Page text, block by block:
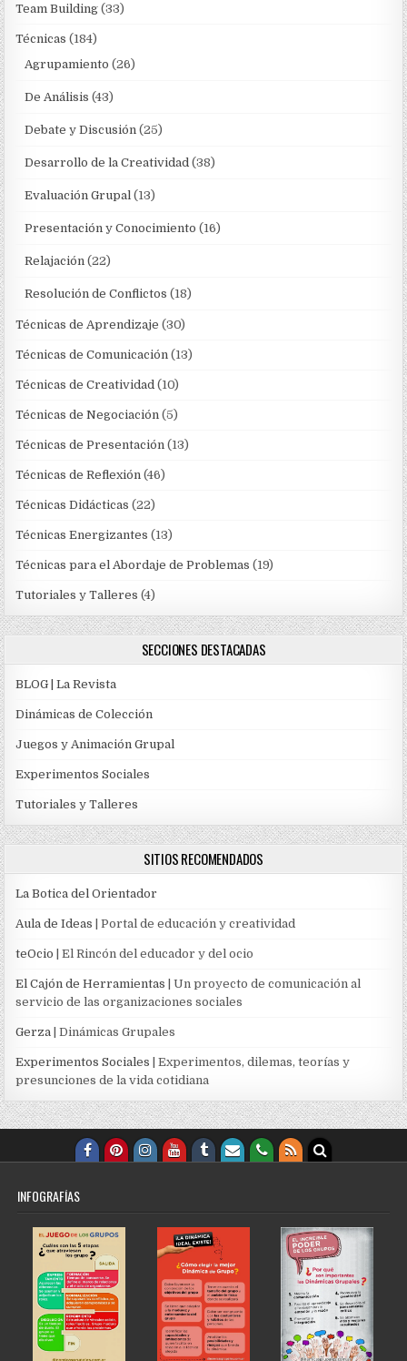
Team Building (33)
Técnicas (184)
Agrupamiento (26)
De Análisis (43)
Debate y Discusión (25)
Desarrollo de la Creatividad (38)
Evaluación Grupal (13)
Presentación y Conocimiento (16)
Relajación (22)
Resolución de Conflictos (18)
Técnicas de Aprendizaje (30)
Técnicas de Comunicación (13)
Técnicas de Creatividad (10)
Técnicas de Negociación (5)
Técnicas de Presentación (13)
Técnicas de Reflexión (46)
Técnicas Didácticas (22)
Técnicas Energizantes (13)
Técnicas para el Abordaje de Problemas (19)
Tutoriales y Talleres (4)
SECCIONES DESTACADAS
BLOG | La Revista
Dinámicas de Colección
Juegos y Animación Grupal
Experimentos Sociales
Tutoriales y Talleres
SITIOS RECOMENDADOS
La Botica del Orientador
Aula de Ideas | Portal de educación y creatividad
teOcio | El Rincón del educador y del ocio
El Cajón de Herramientas | Un proyecto de comunicación al
servicio de las organizaciones sociales
Gerza | Dinámicas Grupales
Experimentos Sociales | Experimentos, dilemas, teorías y
presunciones de la vida cotidiana
INFOGRAFÍAS